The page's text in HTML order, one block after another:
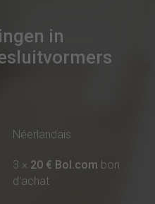
in
Néerlandais
3 × 20 € Bol.com bon
d'achat